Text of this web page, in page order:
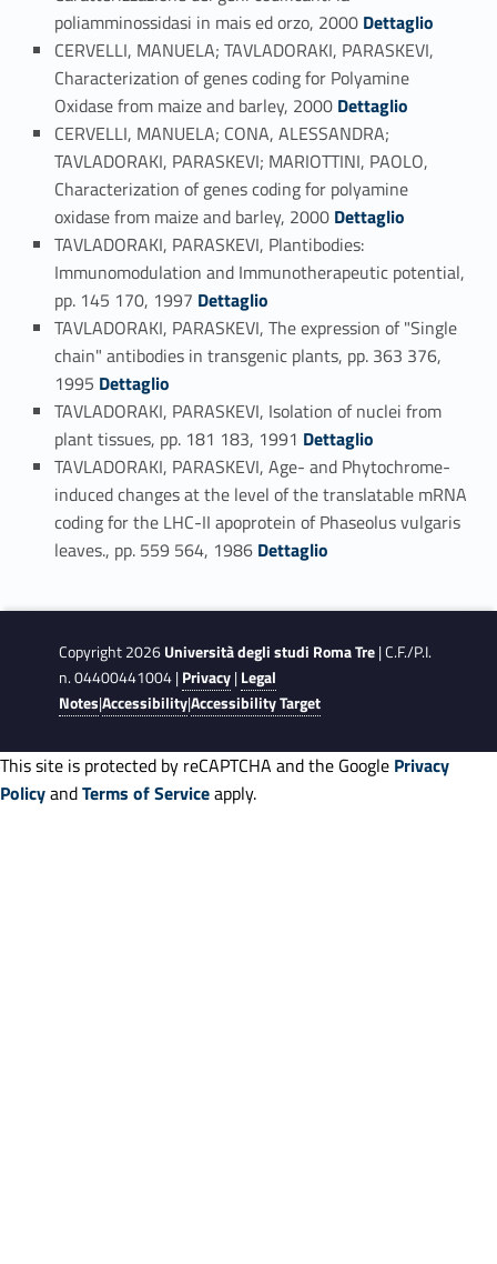
poliamminossidasi in mais ed orzo, 2000 Link identifier #identifier_person_22726-109
Dettaglio
CERVELLI, MANUELA; TAVLADORAKI, PARASKEVI,
Characterization of genes coding for Polyamine
Oxidase from maize and barley, 2000 Link identifier #identifier_person_176597-110
Dettaglio
CERVELLI, MANUELA; CONA, ALESSANDRA;
TAVLADORAKI, PARASKEVI; MARIOTTINI, PAOLO,
Characterization of genes coding for polyamine
oxidase from maize and barley, 2000Link identifier #identifier_person_79083-111
Dettaglio
TAVLADORAKI, PARASKEVI, Plantibodies:
Immunomodulation and Immunotherapeutic potential,
pp. 145 170, 1997 Link identifier #identifier_person_108974-112
Dettaglio
TAVLADORAKI, PARASKEVI, The expression of "Single
chain" antibodies in transgenic plants, pp. 363 376,
1995 Link identifier #identifier_person_69024-113
Dettaglio
TAVLADORAKI, PARASKEVI, Isolation of nuclei from
plant tissues, pp. 181 183, 1991 Link identifier #identifier_person_48690-114
Dettaglio
TAVLADORAKI, PARASKEVI, Age- and Phytochrome-
induced changes at the level of the translatable mRNA
coding for the LHC-II apoprotein of Phaseolus vulgaris
leaves., pp. 559 564, 1986 Link identifier #identifier_person_102295-115
Dettaglio
Copyright 2026Università degli studi Roma Tre| C.F./P.I.
n. 04400441004 |Privacy|Legal
Notes|Accessibility|Accessibility Target
This site is protected by reCAPTCHA and the Google Privacy
PolicyandTerms of Serviceapply.